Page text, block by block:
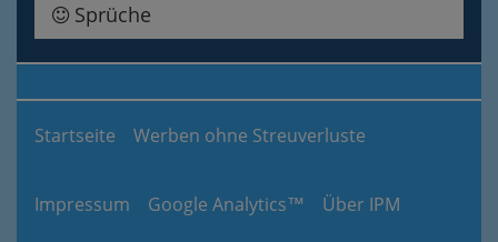
Sprüche
Startseite Werben ohne Streuverluste
Impressum Google Analytics™ Über IPM